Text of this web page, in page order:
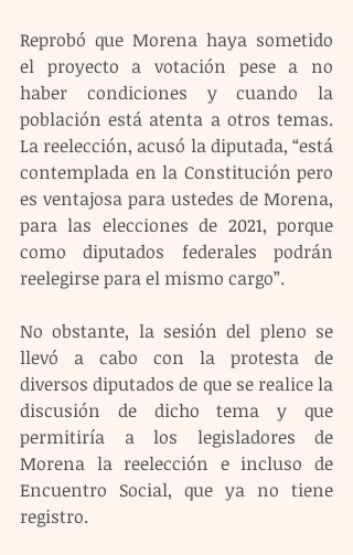
Reprobó que Morena haya sometido
el proyecto a votación pese a no
haber condiciones y cuando la
población está atenta a otros temas.
La reelección, acusó la diputada, “está
contemplada en la Constitución pero
es ventajosa para ustedes de Morena,
para las elecciones de 2021, porque
como diputados federales podrán
reelegirse para el mismo cargo”.
No obstante, la sesión del pleno se
llevó a cabo con la protesta de
diversos diputados de que se realice la
discusión de dicho tema y que
permitiría a los legisladores de
Morena la reelección e incluso de
Encuentro Social, que ya no tiene
registro.